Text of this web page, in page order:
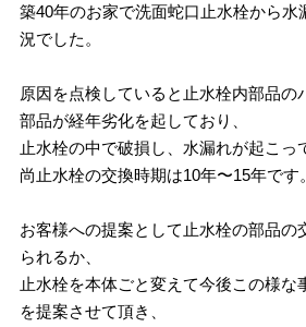
築40年のお家で洗面蛇口止水栓から水
況でした。
原因を点検していると止水栓内部品の
部品が経年劣化を起しており、
止水栓の中で破損し、水漏れが起こっ
尚止水栓の交換時期は10年〜15年です。
お客様への提案として止水栓の部品の
られるか、
止水栓を本体ごと変えて今後この様な
を提案させて頂き、